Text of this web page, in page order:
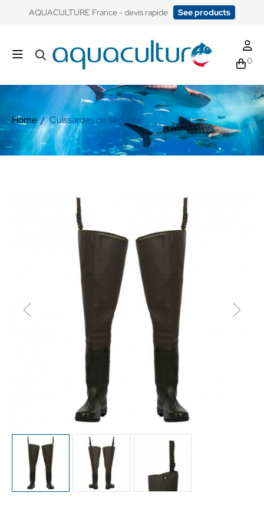
​AQUACULTURE France - devis rapide See products
0
Home Cuissardes de sécurité